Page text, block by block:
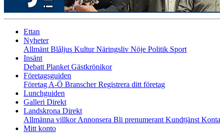
Ettan
Nyheter
Allmänt Blåljus KulturNäringsliv Nöje Politik Sport
Insänt
Debatt Planket Gästkrönikor
Företagsguiden
Företag A-Ö BranscherRegistrera ditt företag
Lunchguiden
Galleri Direkt
Landskrona Direkt
Allmänna villkorAnnonsera Bli prenumerant Kundtjänst
Mitt konto